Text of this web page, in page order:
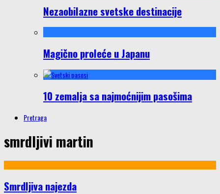
Nezaobilazne svetske destinacije
Magično proleće u Japanu
10 zemalja sa najmoćnijim pasošima
Pretraga
smrdljivi martin
Smrdljiva najezda